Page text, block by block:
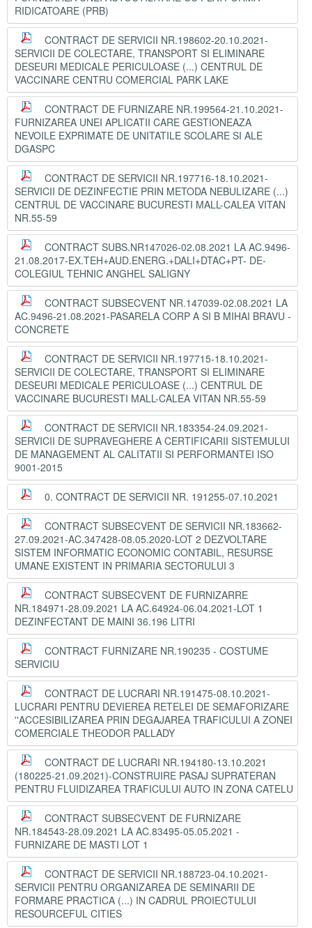
RIDICATOARE (PRB)
CONTRACT DE SERVICII NR.198602-20.10.2021-
SERVICII DE COLECTARE, TRANSPORT SI ELIMINARE
DESEURI MEDICALE PERICULOASE (...) CENTRUL DE
VACCINARE CENTRU COMERCIAL PARK LAKE
CONTRACT DE FURNIZARE NR.199564-21.10.2021-
FURNIZAREA UNEI APLICATII CARE GESTIONEAZA
NEVOILE EXPRIMATE DE UNITATILE SCOLARE SI ALE
DGASPC
CONTRACT DE SERVICII NR.197716-18.10.2021-
SERVICII DE DEZINFECTIE PRIN METODA NEBULIZARE (...)
CENTRUL DE VACCINARE BUCURESTI MALL-CALEA VITAN
NR.55-59
CONTRACT SUBS.NR147026-02.08.2021 LA AC.9496-
21.08.2017-EX.TEH+AUD.ENERG.+DALI+DTAC+PT- DE-
COLEGIUL TEHNIC ANGHEL SALIGNY
CONTRACT SUBSECVENT NR.147039-02.08.2021 LA
AC.9496-21.08.2021-PASARELA CORP A SI B MIHAI BRAVU -
CONCRETE
CONTRACT DE SERVICII NR.197715-18.10.2021-
SERVICII DE COLECTARE, TRANSPORT SI ELIMINARE
DESEURI MEDICALE PERICULOASE (...) CENTRUL DE
VACCINARE BUCURESTI MALL-CALEA VITAN NR.55-59
CONTRACT DE SERVICII NR.183354-24.09.2021-
SERVICII DE SUPRAVEGHERE A CERTIFICARII SISTEMULUI
DE MANAGEMENT AL CALITATII SI PERFORMANTEI ISO
9001-2015
0. CONTRACT DE SERVICII NR. 191255-07.10.2021
CONTRACT SUBSECVENT DE SERVICII NR.183662-
27.09.2021-AC.347428-08.05.2020-LOT 2 DEZVOLTARE
SISTEM INFORMATIC ECONOMIC CONTABIL, RESURSE
UMANE EXISTENT IN PRIMARIA SECTORULUI 3
CONTRACT SUBSECVENT DE FURNIZARRE
NR.184971-28.09.2021 LA AC.64924-06.04.2021-LOT 1
DEZINFECTANT DE MAINI 36.196 LITRI
CONTRACT FURNIZARE NR.190235 - COSTUME
SERVICIU
CONTRACT DE LUCRARI NR.191475-08.10.2021-
LUCRARI PENTRU DEVIEREA RETELEI DE SEMAFORIZARE
''ACCESIBILIZAREA PRIN DEGAJAREA TRAFICULUI A ZONEI
COMERCIALE THEODOR PALLADY
CONTRACT DE LUCRARI NR.194180-13.10.2021
(180225-21.09.2021)-CONSTRUIRE PASAJ SUPRATERAN
PENTRU FLUIDIZAREA TRAFICULUI AUTO IN ZONA CATELU
CONTRACT SUBSECVENT DE FURNIZARE
NR.184543-28.09.2021 LA AC.83495-05.05.2021 -
FURNIZARE DE MASTI LOT 1
CONTRACT DE SERVICII NR.188723-04.10.2021-
SERVICII PENTRU ORGANIZAREA DE SEMINARII DE
FORMARE PRACTICA (...) IN CADRUL PROIECTULUI
RESOURCEFUL CITIES